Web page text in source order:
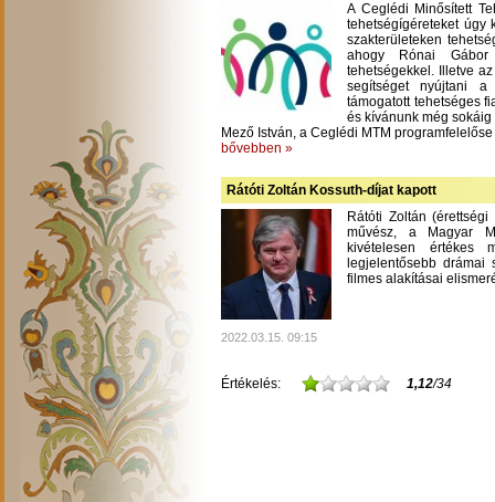
A Ceglédi Minősített
tehetségígéreteket úgy
szakterületeken
ahogy Rónai Gábor
tehetségekkel. Illetve
segítséget nyújtani a
támogatott tehetséges
és kívánunk még
Mező István, a Ceglédi MTM programfelelőse
bővebben »
Rátóti Zoltán Kossuth-díjat kapott
Rátóti Zoltán
művész, a Magyar
kivételesen értékes
legjelentősebb drámai
filmes alakításai
2022.03.15. 09:15
Értékelés: 1,12/34